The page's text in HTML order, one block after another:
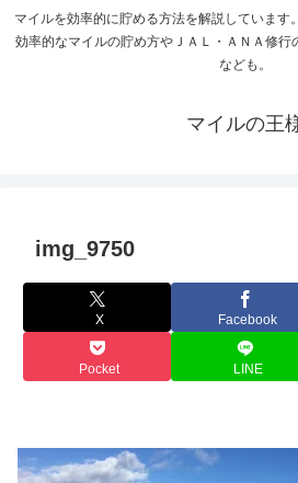
マイルを効率的に貯める方法を解説しています
効率的なマイルの貯め方やＪＡＬ・ＡＮＡ修行
なども。
マイルの王
img_9750
X Facebook
Pocket LINE